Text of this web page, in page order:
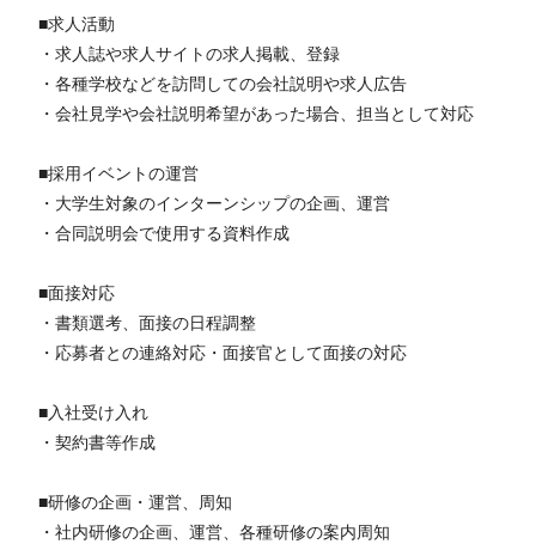
■求人活動
・求人誌や求人サイトの求人掲載、登録
・各種学校などを訪問しての会社説明や求人広告
・会社見学や会社説明希望があった場合、担当として対応
■採用イベントの運営
・大学生対象のインターンシップの企画、運営
・合同説明会で使用する資料作成
■面接対応
・書類選考、面接の日程調整
・応募者との連絡対応・面接官として面接の対応
■入社受け入れ
・契約書等作成
■研修の企画・運営、周知
・社内研修の企画、運営、各種研修の案内周知